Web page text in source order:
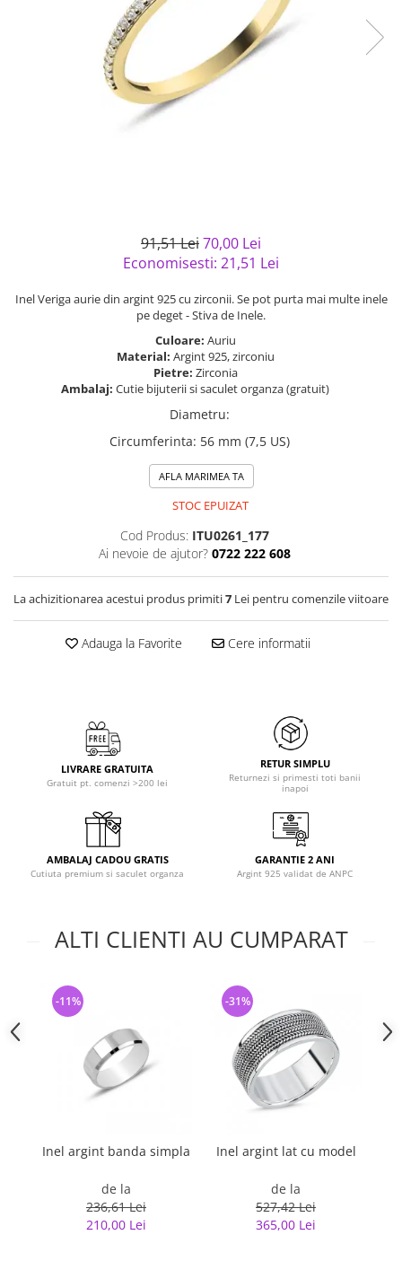
Bijuterii argint placat cu aur
Bijuterii argint cu diverse
Bijuterii argint cu murano
Bijuterii gotice si rock
Bijuterii Handmade
Solutii si lavete de curatare
91,51 Lei70,00 Lei
Economisesti: 21,51 Lei
Inel Veriga aurie din argint 925 cu zirconii. Se pot purta mai multe inele
pe deget - Stiva de Inele.
Culoare: Auriu
Material: Argint 925, zirconiu
Pietre: Zirconia
Ambalaj: Cutie bijuterii si saculet organza (gratuit)
Diametru:
Circumferinta: 56 mm (7,5 US)
AFLA MARIMEA TA
STOC EPUIZAT
Cod Produs: ITU0261_177
Ai nevoie de ajutor? 0722 222 608
La achizitionarea acestui produs primiti7 Lei pentru comenzile viitoare
Adauga la Favorite Cere informatii
LIVRARE GRATUITA
Gratuit pt. comenzi >200 lei
RETUR SIMPLU
Returnezi si primesti toti banii
inapoi
AMBALAJ CADOU GRATIS
Cutiuta premium si saculet organza
GARANTIE 2 ANI
Argint 925 validat de ANPC
ALTI CLIENTI AU CUMPARAT
Inel argint banda simpla
de la
236,61 Lei
210,00 Lei
-11%
Inel argint lat cu model
de la
527,42 Lei
365,00 Lei
-31%